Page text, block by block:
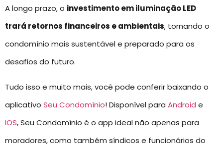
A longo prazo, o investimento em iluminação LED
trará retornos financeiros e ambientais, tornando o
condomínio mais sustentável e preparado para os
desafios do futuro.
Tudo isso e muito mais, você pode conferir baixando o
aplicativo Seu Condomínio! Disponível para Android e
IOS, Seu Condomínio é o app ideal não apenas para
moradores, como também síndicos e funcionários do